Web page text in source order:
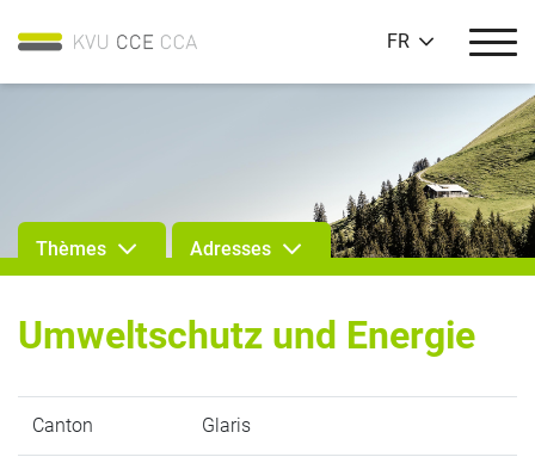
FR
Thèmes Adresses
Umweltschutz und Energie
Canton Glaris